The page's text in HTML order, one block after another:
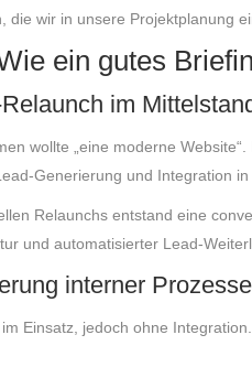
die wir in unsere Projektplanung
ein gutes
im
wollte „eine moderne
Generierung und Integration
Relaunchs entstand eine
und automatisierter Lead-
interner Prozesse
Einsatz, jedoch ohne